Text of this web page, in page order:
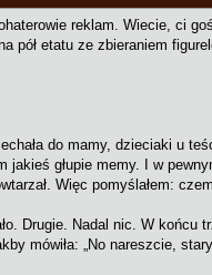
reklam. Wiecie, ci
pół etatu ze zbieraniem
do mamy, dzieciaki u
jakieś głupie memy. I w
Więc pomyślałem:
Drugie. Nadal nic. W
mówiła: „No nareszcie,